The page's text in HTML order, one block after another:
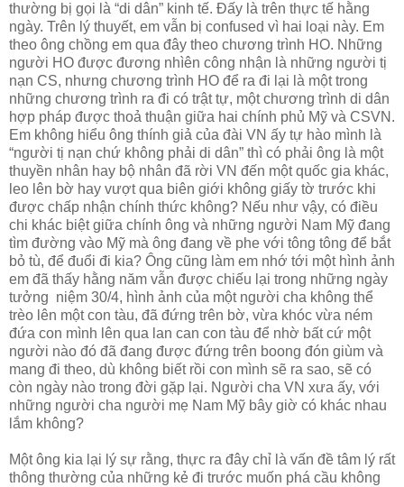
thường bị gọi là “di dân” kinh tế. Đấy là trên thực tế hằng
ngày. Trên lý thuyết, em vẫn bị confused vì hai loại này. Em
theo ông chồng em qua đây theo chương trình HO. Những
người HO được đương nhìên công nhận là những người tị
nạn CS, nhưng chương trình HO để ra đi lại là một trong
những chương trình ra đi có trật tự, một chương trình di dân
hợp pháp được thoả thuận giữa hai chính phủ Mỹ và CSVN.
Em không hiểu ông thính giả của đài VN ấy tự hào mình là
“người tị nạn chứ không phải di dân” thì có phải ông là một
thuyền nhân hay bộ nhân đã rời VN đến một quốc gia khác,
leo lên bờ hay vượt qua biên giới không giấy tờ trước khi
được chấp nhận chính thức không? Nếu như vậy, có điều
chi khác biệt giữa chính ông và những người Nam Mỹ đang
tìm đường vào Mỹ mà ông đang về phe với tông tông để bắt
bỏ tù, để đuổi đi kia? Ông cũng làm em nhớ tới một hình ảnh
em đã thấy hằng năm vẫn được chiếu lại trong những ngày
tưởng niệm 30/4, hình ảnh của một người cha không thể
trèo lên một con tàu, đã đứng trên bờ, vừa khóc vừa ném
đứa con mình lên qua lan can con tàu để nhờ bất cứ một
người nào đó đã đang được đứng trên boong đón giùm và
mang đi theo, dù không biết rồi con mình sẽ ra sao, sẽ có
còn ngày nào trong đời gặp lại. Người cha VN xưa ấy, với
những người cha người mẹ Nam Mỹ bây giờ có khác nhau
lắm không?
Một ông kia lại lý sự rằng, thực ra đây chỉ là vấn đề tâm lý rất
thông thường của những kẻ đi trước muốn phá cầu không